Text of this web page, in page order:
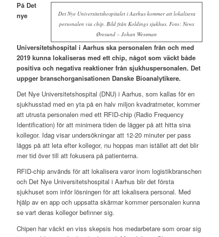
Det Nye Universitetshospitalet i Aarhus kommer att lokalisera
personalen via chip. Bild från Koldings sjukhus. Foto: News
Øresund – Johan Wessman
På Det
nye
Universitetshospital i Aarhus ska personalen från och med
2019 kunna lokaliseras med ett chip, något som väckt både
positiva och negativa reaktioner från sjukhuspersonalen. Det
uppger branschorganisationen Danske Bioanalytikere.
Det Nye Universitetshospital (DNU) i Aarhus, som kallas för en
sjukhusstad med en yta på en halv miljon kvadratmeter, kommer
att utrusta personalen med ett RFID-chip (Radio Frequency
Identification) för att minimera tiden de lägger på att hitta sina
kollegor. Idag visar undersökningar att 12-20 minuter per pass
läggs på att leta efter kollegor, nu hoppas man istället att det blir
mer tid över till att fokusera på patienterna.
RFID-chip används för att lokalisera varor inom logistikbranschen
och Det Nye Universitetshospital i Aarhus blir det första
sjukhuset som inför lösningen för att lokalisera personal. Med
hjälp av en app och uppsatta skärmar kommer personalen kunna
se vart deras kollegor befinner sig.
Chipen har väckt en viss skepsis hos medarbetare som oroar sig